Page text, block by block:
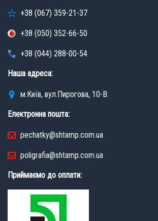
+38 (067) 359-21-37
+38 (050) 352-66-50
+38 (044) 288-00-54
Наша адреса:
м.Київ, вул.Пирогова, 10-В:
Електронна пошта:
pechatky@shtamp.com.ua
poligrafia@shtamp.com.ua
Приймаємо до оплати: